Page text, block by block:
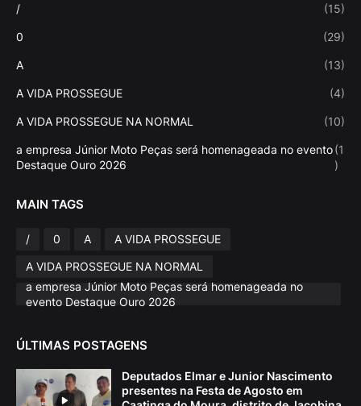
/ (15)
0 (29)
A (13)
A VIDA PROSSEGUE (4)
A VIDA PROSSEGUE NA NORMAL (10)
a empresa Júnior Moto Peças será homenageada no evento
Destaque Ouro 2026
(1
)
MAIN TAGS
/ 0 A
A VIDA PROSSEGUE
A VIDA PROSSEGUE NA NORMAL
a empresa Júnior Moto Peças será homenageada no
evento Destaque Ouro 2026
ÚLTIMAS POSTAGENS
Deputados Elmar e Junior Nascimento
presentes na Festa de Agosto em